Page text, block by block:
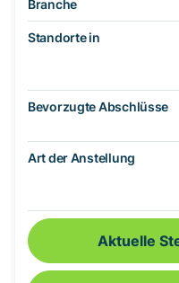
Branche
Standorte in
Bevorzugte Abschlüsse
Art der Anstellung
Aktuelle